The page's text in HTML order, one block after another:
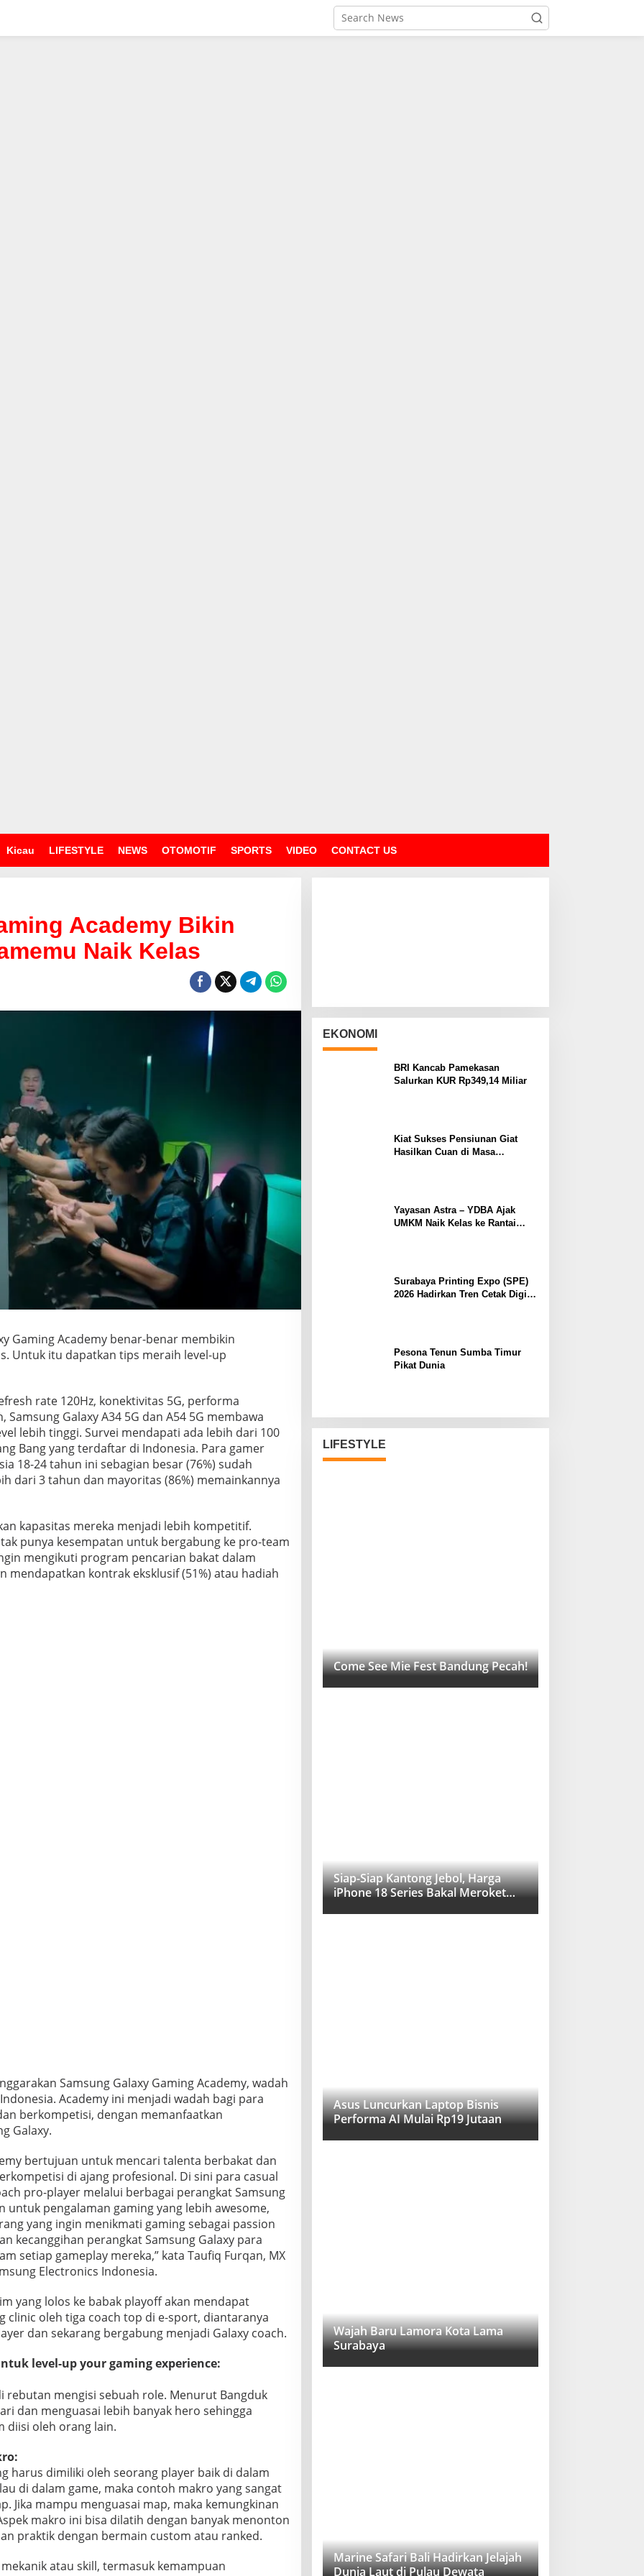
Kicau LIFESTYLE NEWS OTOMOTIF SPORTS VIDEO CONTACT US
Academy Bikin
Naik Kelas
Gaming Academy benar-benar membikin
Untuk itu dapatkan tips meraih level-up
rate 120Hz, konektivitas 5G, performa
Galaxy A34 5G dan A54 5G membawa
lebih tinggi. Survei mendapati ada lebih dari 100
Bang yang terdaftar di Indonesia. Para gamer
18-24 tahun ini sebagian besar (76%) sudah
dari 3 tahun dan mayoritas (86%) memainkannya
kapasitas mereka menjadi lebih kompetitif.
punya kesempatan untuk bergabung ke pro-team
mengikuti program pencarian bakat dalam
kontrak eksklusif (51%) atau hadiah
Samsung Galaxy Gaming Academy, wadah
Academy ini menjadi wadah bagi para
berkompetisi, dengan memanfaatkan
Galaxy.
bertujuan untuk mencari talenta berbakat dan
di ajang profesional. Di sini para casual
pro-player melalui berbagai perangkat Samsung
untuk pengalaman gaming yang lebih awesome,
yang ingin menikmati gaming sebagai passion
kecanggihan perangkat Samsung Galaxy para
setiap gameplay mereka,” kata Taufiq Furqan, MX
Electronics Indonesia.
yang lolos ke babak playoff akan mendapat
clinic oleh tiga coach top di e-sport, diantaranya
dan sekarang bergabung menjadi Galaxy coach.
level-up your gaming experience:
rebutan mengisi sebuah role. Menurut Bangduk
dan menguasai lebih banyak hero sehingga
diisi oleh orang lain.
harus dimiliki oleh seorang player baik di dalam
di dalam game, maka contoh makro yang sangat
Jika mampu menguasai map, maka kemungkinan
makro ini bisa dilatih dengan banyak menonton
praktik dengan bermain custom atau ranked.
atau skill, termasuk kemampuan
EKONOMI
BRI Kancab Pamekasan
Salurkan KUR Rp349,14 Miliar
Kiat Sukses Pensiunan Giat
Hasilkan Cuan di Masa
Yayasan Astra – YDBA Ajak
UMKM Naik Kelas ke Rantai
Surabaya Printing Expo (SPE)
2026 Hadirkan Tren Cetak Digital
Pesona Tenun Sumba Timur
Pikat Dunia
LIFESTYLE
Come See Mie Fest Bandung Pecah!
Siap-Siap Kantong Jebol, Harga
iPhone 18 Series Bakal Meroket
Asus Luncurkan Laptop Bisnis
Performa AI Mulai Rp19 Jutaan
Wajah Baru Lamora Kota Lama
Surabaya
Marine Safari Bali Hadirkan Jelajah
Dunia Laut di Pulau Dewata